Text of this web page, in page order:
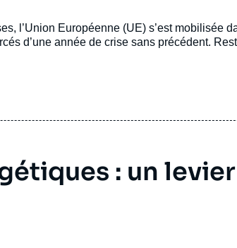
l’Union Européenne (UE) s’est mobilisée
d’une année de crise sans précédent.
: un